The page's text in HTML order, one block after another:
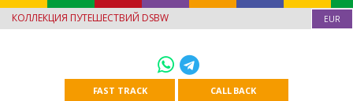
КОЛЛЕКЦИЯ ПУТЕШЕСТВИЙ DSBW EUR
FAST TRACK CALL BACK